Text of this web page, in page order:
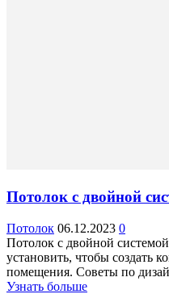
Потолок с двойной
Потолок 06.12.2023 0
Потолок с двойной
установить, чтобы создать
помещения. Советы по
Узнать больше